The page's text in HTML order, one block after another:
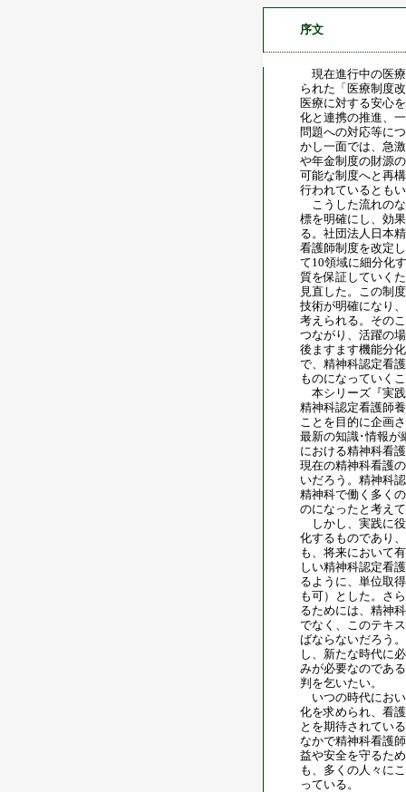
序文
現在進行中の医
られた「医療制度
医療に対する安心
化と連携の推進、
問題への対応等に
かし一面では、急
や年金制度の財源
可能な制度へと再
行われているとも
こうした流れの
標を明確にし、効
る。社団法人日本
看護師制度を改定
て10領域に細分化
質を保証していく
見直した。この制
技術が明確になり
考えられる。その
つながり、活躍の
後ますます機能分
で、精神科認定看
ものになっていく
本シリーズ『実
精神科認定看護師
ことを目的に企画
最新の知識･情報が
における精神科看
現在の精神科看護
いだろう。精神科
精神科で働く多く
のになったと考え
しかし、実践に
化するものであり
も、将来において
しい精神科認定看
るように、単位取
も可）とした。さ
るためには、精神
でなく、このテキ
ばならないだろう
し、新たな時代に
みが必要なのであ
判を乞いたい。
いつの時代にお
化を求められ、看
とを期待されてい
なかで精神科看護
益や安全を守るた
も、多くの人々に
っている。